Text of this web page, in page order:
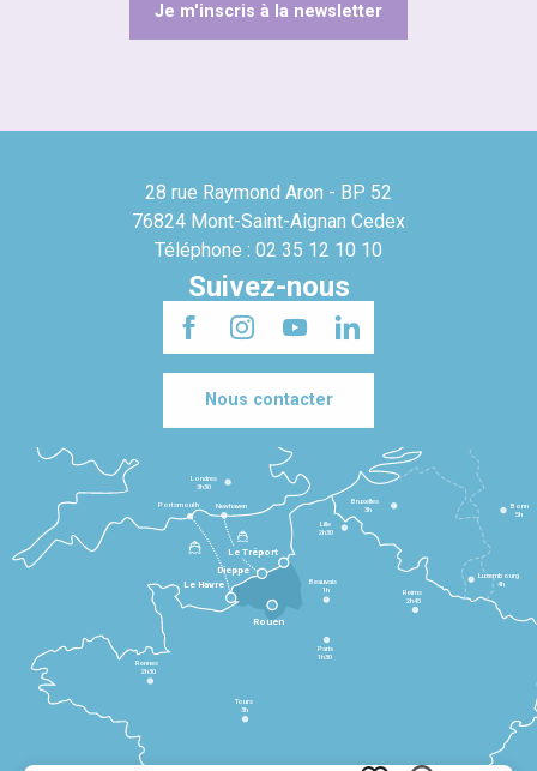
Je m'inscris à la newsletter
28 rue Raymond Aron - BP 52
76824 Mont-Saint-Aignan Cedex
Téléphone : 02 35 12 10 10
Suivez-nous
Nous contacter
Le Havre
Dieppe
Le Tréport
Rennes
2h30
Tours
3h
Paris
1h30
Beauvais
1h
Reims
2h45
Lille
2h30
Bruxelles
3h
Londres
3h30
Newhaven
Portsmouth
Bonn
5h
Luxembourg
4h
Rouen